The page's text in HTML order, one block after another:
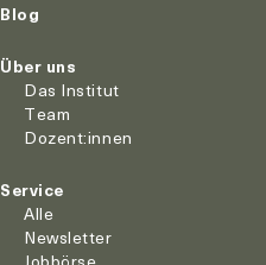
Blog
Über uns
Das Institut
Team
Dozent:innen
Service
Alle
Newsletter